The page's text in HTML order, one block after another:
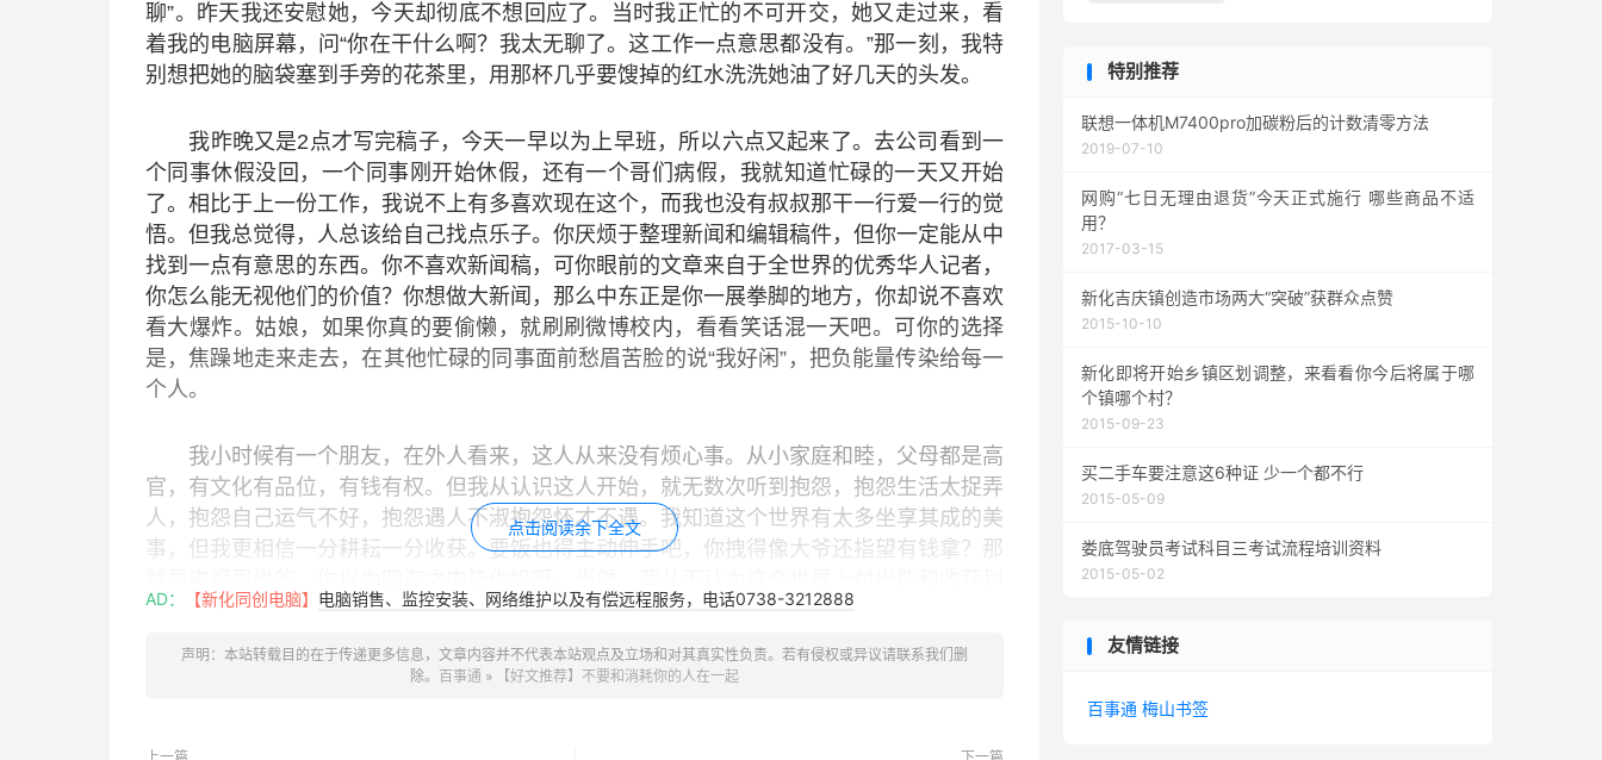
聊”。昨天我还安慰她，今天却彻底不想回应了。当时我正忙的不可开交，她又走过来，看
着我的电脑屏幕，问“你在干什么啊？我太无聊了。这工作一点意思都没有。”那一刻，我特
别想把她的脑袋塞到手旁的花茶里，用那杯几乎要馊掉的红水洗洗她油了好几天的头发。
我昨晚又是2点才写完稿子，今天一早以为上早班，所以六点又起来了。去公司看到一
个同事休假没回，一个同事刚开始休假，还有一个哥们病假，我就知道忙碌的一天又开始
了。相比于上一份工作，我说不上有多喜欢现在这个，而我也没有叔叔那干一行爱一行的觉
悟。但我总觉得，人总该给自己找点乐子。你厌烦于整理新闻和编辑稿件，但你一定能从中
找到一点有意思的东西。你不喜欢新闻稿，可你眼前的文章来自于全世界的优秀华人记者，
你怎么能无视他们的价值？你想做大新闻，那么中东正是你一展拳脚的地方，你却说不喜欢
看大爆炸。姑娘，如果你真的要偷懒，就刷刷微博校内，看看笑话混一天吧。可你的选择
是，焦躁地走来走去，在其他忙碌的同事面前愁眉苦脸的说“我好闲”，把负能量传染给每一
个人。
我小时候有一个朋友，在外人看来，这人从来没有烦心事。从小家庭和睦，父母都是高
官，有文化有品位，有钱有权。但我从认识这人开始，就无数次听到抱怨，抱怨生活太捉弄
人，抱怨自己运气不好，抱怨遇人不淑抱怨怀才不遇。我知道这个世界有太多坐享其成的美
事，但我更相信一分耕耘一分收获。要饭也得主动伸手吧，你拽得像大爷还指望有钱拿？那
等号，但如果连付出都不付出，回报又从何而来呢？
我妈教育我说，吃亏是福。这话不是要我真的去吃亏，而是告诉我，有舍才有得。所以
点击阅读余下全文
AD： 【新化同创电脑】 电脑销售、监控安装、网络维护以及有偿远程服务，电话0738-3212888
声明：本站转载目的在于传递更多信息，文章内容并不代表本站观点及立场和对其真实性负责。若有侵权或异议请联系我们删
除。 百事通 » 【好文推荐】不要和消耗你的人在一起
特别推荐
联想一体机M7400pro加碳粉后的计数清零方法
2019-07-10
网购“七日无理由退货”今天正式施行 哪些商品不适
用？
2017-03-15
新化吉庆镇创造市场两大“突破”获群众点赞
2015-10-10
新化即将开始乡镇区划调整，来看看你今后将属于哪
个镇哪个村？
2015-09-23
买二手车要注意这6种证 少一个都不行
2015-05-09
娄底驾驶员考试科目三考试流程培训资料
2015-05-02
友情链接
百事通 梅山书签